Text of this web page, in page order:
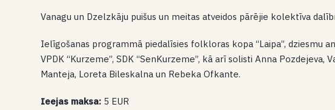
Vanagu un Dzelzkāju puišus un meitas atveidos pārējie kolektīva
Ielīgošanas programmā piedalīsies folkloras kopa “Laipa”, dziesmu
VPDK “Kurzeme”, SDK “SenKurzeme”, kā arī solisti Anna Pozdejeva,
Manteja, Loreta Bileskalna un Rebeka Ofkante.
Ieejas maksa: 5 EUR